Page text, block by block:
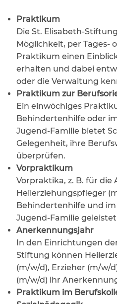
Praktikum
Die St. Elisabeth-
Möglichkeit, per Tages-
Praktikum einen
erhalten und dabei
oder die Verwaltung
Praktikum zur
Ein einwöchiges
Behindertenhilfe oder
Jugend-Familie bietet
Gelegenheit, ihre
überprüfen.
Vorpraktikum
Vorpraktika, z. B. für die
Heilerziehungspfleger
Behindertenhilfe und
Jugend-Familie
Anerkennungsjahr
In den Einrichtungen
Stiftung können
(m/w/d), Erzieher (m/w/
(m/w/d) ihr
Praktikum im